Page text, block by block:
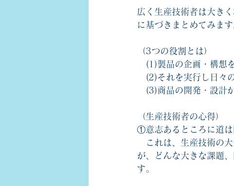
広く生産技術者は大き
に基づきまとめてみます
（3つの役割とは）
(1)製品の企画・構想
(2)それを実行し日々
(3)商品の開発・設計
（生産技術者の心得）
①意志あるところに道は
これは、生産技術の大
が、どんな大きな課題
す。